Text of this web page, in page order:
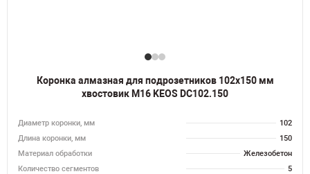
Коронка алмазная для подрозетников 102х150 мм
хвостовик M16 KEOS DC102.150
Диаметр коронки, мм
102
Длина коронки, мм
150
Материал обработки
Железобетон
Количество сегментов
5